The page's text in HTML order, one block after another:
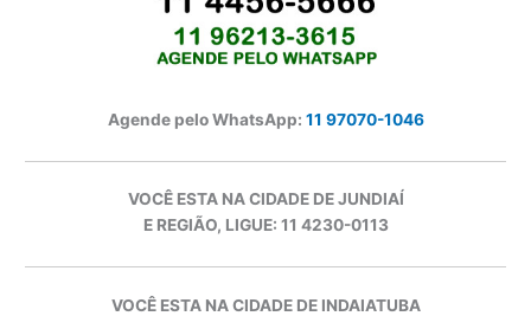
Agende pelo WhatsApp: 11 97070-1046
VOCÊ ESTA NA CIDADE DE JUNDIAÍ
E REGIÃO, LIGUE: 11 4230-0113
VOCÊ ESTA NA CIDADE DE INDAIATUBA